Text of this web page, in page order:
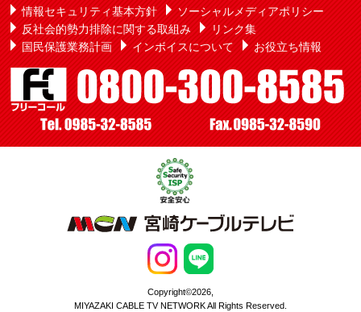
情報セキュリティ基本方針
ソーシャルメディアポリシー
反社会的勢力排除に関する取組み
リンク集
国民保護業務計画
インボイスについて お役立ち情報
Copyright©2026,
MIYAZAKI CABLE TV NETWORK All Rights Reserved.